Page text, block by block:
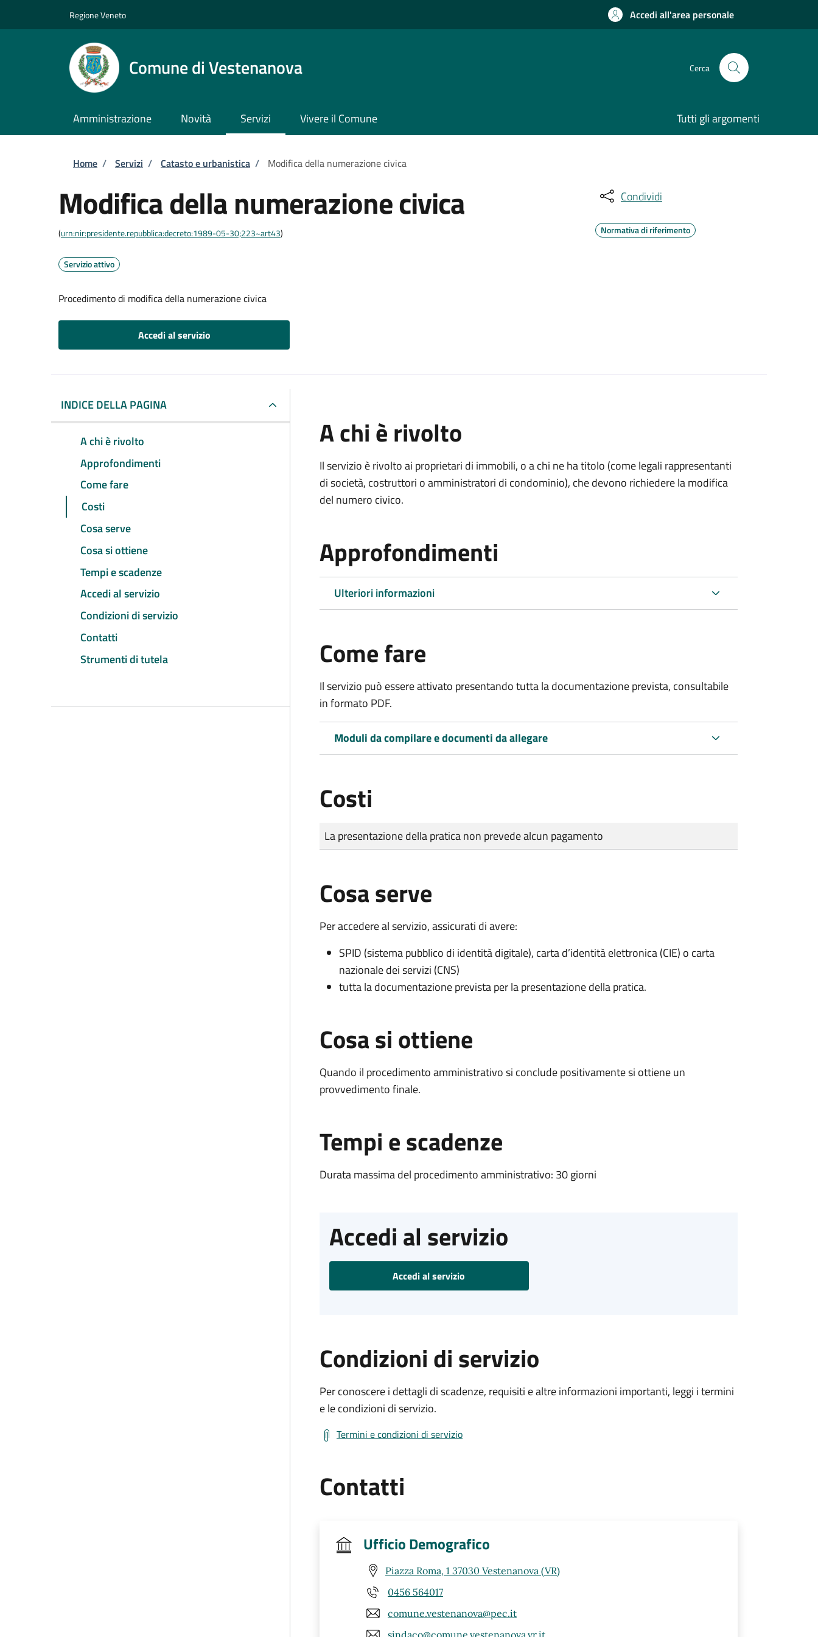
Regione Veneto Accedi all'area personale
Comune di Vestenanova Cerca
Amministrazione Novità Servizi Vivere il Comune Tutti gli argomenti
Briciole di pane
Home / Servizi / Catasto e urbanistica / Modifica della numerazione civica
Modifica della numerazione civica
(urn:nir:presidente.repubblica:decreto:1989-05-30;223~art43)
Servizio attivo
Procedimento di modifica della numerazione civica
Accedi al servizio
Condividi
Normativa di riferimento
INDICE DELLA PAGINA
A chi è rivolto
Approfondimenti
Come fare
Costi
Cosa serve
Cosa si ottiene
Tempi e scadenze
Accedi al servizio
Condizioni di servizio
Contatti
Strumenti di tutela
A chi è rivolto
Il servizio è rivolto ai proprietari di immobili, o a chi ne ha titolo (come legali rappresentanti
di società, costruttori o amministratori di condominio), che devono richiedere la modifica
del numero civico.
Approfondimenti
Ulteriori informazioni
Come fare
Il servizio può essere attivato presentando tutta la documentazione prevista, consultabile
in formato PDF.
Moduli da compilare e documenti da allegare
Costi
Tipo di pagamento
Importo
La presentazione della pratica non prevede alcun pagamento
Cosa serve
Per accedere al servizio, assicurati di avere:
SPID (sistema pubblico di identità digitale), carta d’identità elettronica (CIE) o carta
nazionale dei servizi (CNS)
tutta la documentazione prevista per la presentazione della pratica.
Cosa si ottiene
Quando il procedimento amministrativo si conclude positivamente si ottiene un
provvedimento finale.
Tempi e scadenze
Durata massima del procedimento amministrativo: 30 giorni
Accedi al servizio
Accedi al servizio
Condizioni di servizio
Per conoscere i dettagli di scadenze, requisiti e altre informazioni importanti, leggi i termini
e le condizioni di servizio.
Termini e condizioni di servizio
Contatti
Ufficio Demografico
Piazza Roma, 1 37030 Vestenanova (VR)
0456 564017
comune.vestenanova@pec.it
sindaco@comune.vestenanova.vr.it